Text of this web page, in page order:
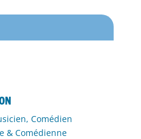
Comédien
& Comédienne